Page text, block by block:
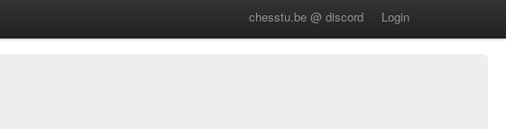
chesstu.be @ discord Login